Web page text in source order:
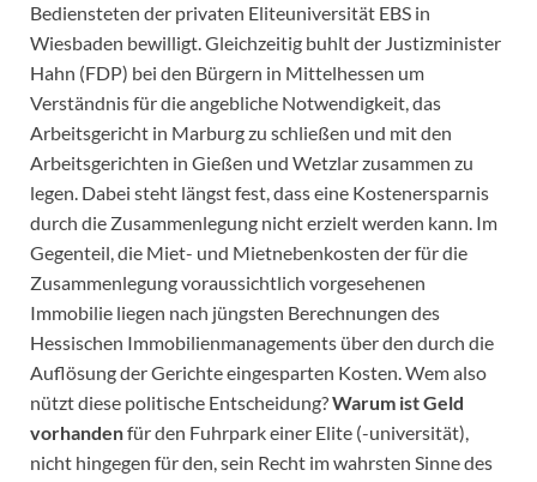
Bediensteten der privaten Eliteuniversität EBS in
Wiesbaden bewilligt. Gleichzeitig buhlt der Justizminister
Hahn (FDP) bei den Bürgern in Mittelhessen um
Verständnis für die angebliche Notwendigkeit, das
Arbeitsgericht in Marburg zu schließen und mit den
Arbeitsgerichten in Gießen und Wetzlar zusammen zu
legen. Dabei steht längst fest, dass eine Kostenersparnis
durch die Zusammenlegung nicht erzielt werden kann. Im
Gegenteil, die Miet- und Mietnebenkosten der für die
Zusammenlegung voraussichtlich vorgesehenen
Immobilie liegen nach jüngsten Berechnungen des
Hessischen Immobilienmanagements über den durch die
Auflösung der Gerichte eingesparten Kosten. Wem also
nützt diese politische Entscheidung?Warum ist Geld
vorhandenfür den Fuhrpark einer Elite (-universität),
nicht hingegen für den, sein Recht im wahrsten Sinne des